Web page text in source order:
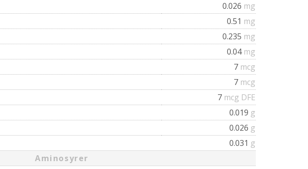
0.026 mg
0.51 mg
0.235 mg
0.04 mg
7 mcg
7 mcg
7 mcg DFE
0.019 g
0.026 g
0.031 g
Aminosyrer